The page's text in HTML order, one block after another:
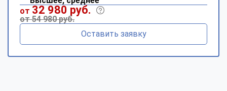
от 32 980 руб.
от 54 980 руб.
Оставить заявку